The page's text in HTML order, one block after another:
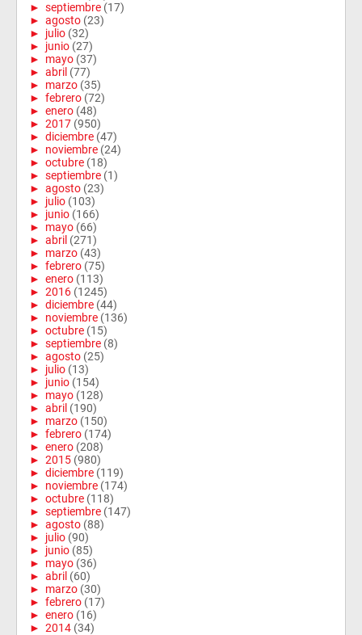
► septiembre (17)
► agosto (23)
► julio (32)
► junio (27)
► mayo (37)
► abril (77)
► marzo (35)
► febrero (72)
► enero (48)
► 2017 (950)
► diciembre (47)
► noviembre (24)
► octubre (18)
► septiembre (1)
► agosto (23)
► julio (103)
► junio (166)
► mayo (66)
► abril (271)
► marzo (43)
► febrero (75)
► enero (113)
► 2016 (1245)
► diciembre (44)
► noviembre (136)
► octubre (15)
► septiembre (8)
► agosto (25)
► julio (13)
► junio (154)
► mayo (128)
► abril (190)
► marzo (150)
► febrero (174)
► enero (208)
► 2015 (980)
► diciembre (119)
► noviembre (174)
► octubre (118)
► septiembre (147)
► agosto (88)
► julio (90)
► junio (85)
► mayo (36)
► abril (60)
► marzo (30)
► febrero (17)
► enero (16)
► 2014 (34)